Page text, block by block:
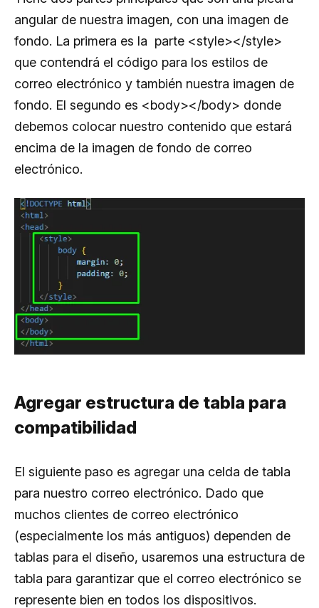
<body>
</body>
</html>
angular de nuestra imagen, con una imagen de
fondo. La primera es la parte <style></style>
que contendrá el código para los estilos de
correo electrónico y también nuestra imagen de
fondo. El segundo es <body></body> donde
debemos colocar nuestro contenido que estará
encima de la imagen de fondo de correo
electrónico.
Agregar estructura de tabla para
compatibilidad
El siguiente paso es agregar una celda de tabla
para nuestro correo electrónico. Dado que
muchos clientes de correo electrónico
(especialmente los más antiguos) dependen de
tablas para el diseño, usaremos una estructura de
tabla para garantizar que el correo electrónico se
represente bien en todos los dispositivos.